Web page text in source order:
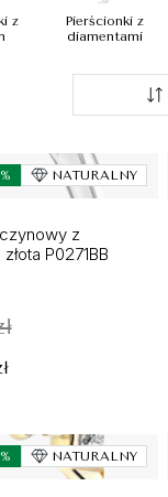
z
Pierścionki z
diamentami
NATURALNY
z
P0271BB
NATURALNY